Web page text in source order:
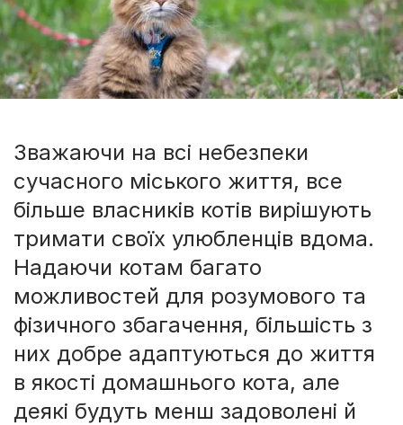
Зважаючи на всі небезпеки
сучасного міського життя, все
більше власників котів вирішують
тримати своїх улюбленців вдома.
Надаючи котам багато
можливостей для розумового та
фізичного збагачення, більшість з
них добре адаптуються до життя
в якості домашнього кота, але
деякі будуть менш задоволені й